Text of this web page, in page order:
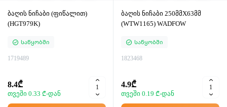
ბაღის ნიჩაბი (ფიწალით)
(HGT979K)
Საწყობში
1719489
8.4₾
თვეში 0.33 ₾-დან
ბაღის ნიჩაბი 250მმX63მმ
(WTW1165) WADFOW
Საწყობში
1823468
4.9₾
თვეში 0.19 ₾-დან